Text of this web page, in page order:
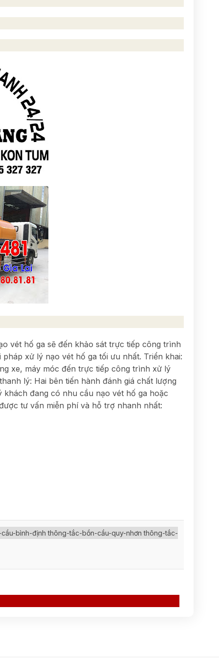
vét hố ga sẽ đến khảo sát trực tiếp công trình
xử lý nạo vét hố ga tối ưu nhất. Triển khai:
xe, máy móc đến trực tiếp công trình xử lý
lý: Hai bên tiến hành đánh giá chất lượng
đang có nhu cầu nạo vét hố ga hoặc
tư vấn miễn phí và hỗ trợ nhanh nhất:
bình-định thông-tắc-bồn-cầu-quy-nhơn thông-tắc-